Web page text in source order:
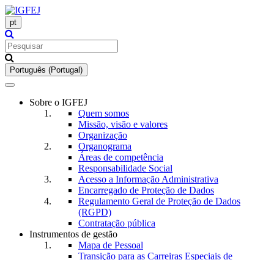
pt
Português (Portugal)
Toggle
navigationSobre o IGFEJ
Quem somos
Missão, visão e valores
Organização
Organograma
Áreas de competência
Responsabilidade Social
Acesso a Informação Administrativa
Encarregado de Proteção de Dados
Regulamento Geral de Proteção de Dados
(RGPD)
Contratação pública
Instrumentos de gestão
Mapa de Pessoal
Transição para as Carreiras Especiais de